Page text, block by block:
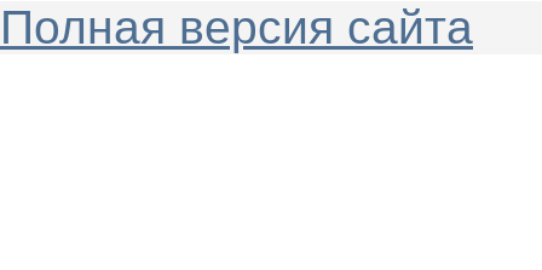
Полная версия сайта